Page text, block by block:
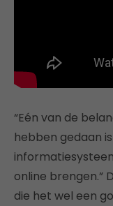
“Eén van de
hebben gedaan
online brengen.”
die het wel een